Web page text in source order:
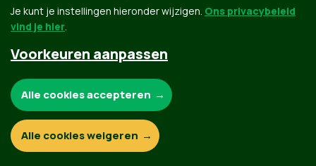
Je kunt je instellingen hieronder wijzigen. Ons privacybeleid
vind je hier.
Voorkeuren aanpassen
Functionele en analytische cookies:
Alle cookies accepteren
Alle cookies weigeren